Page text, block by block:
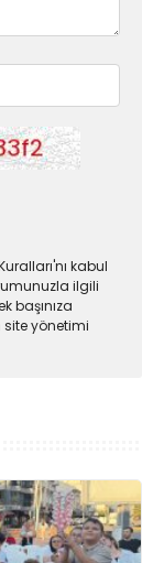
kabul
ilgili
başınıza
yönetimi